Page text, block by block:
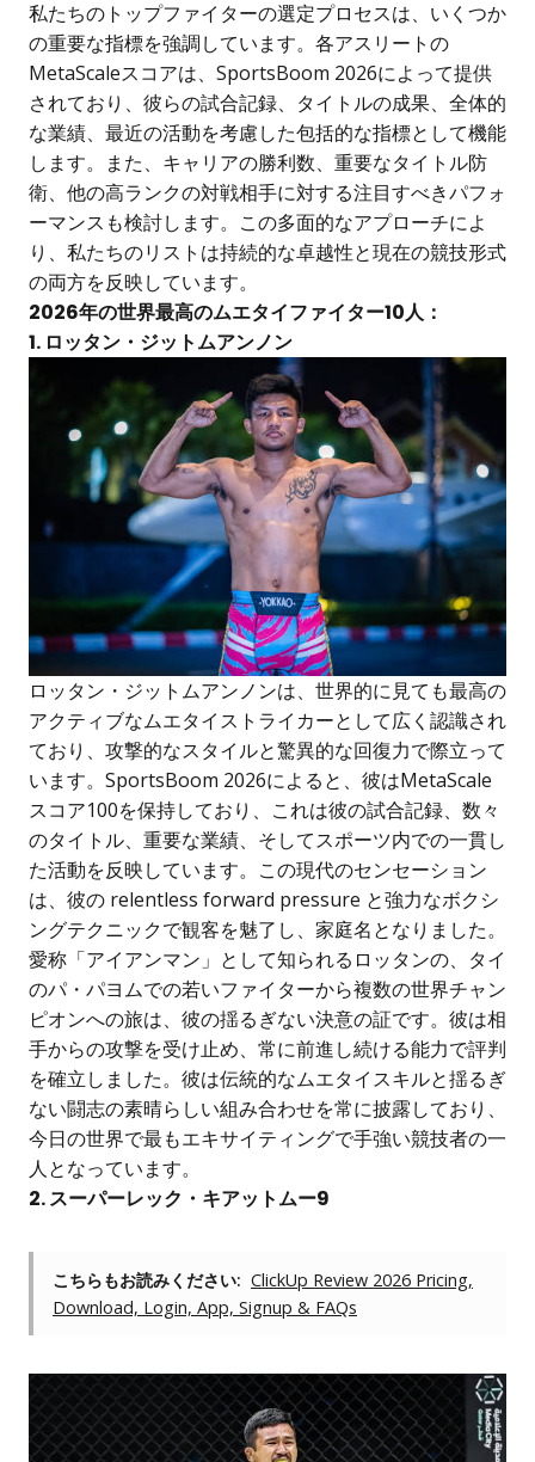
私たちのトップファイターの選定プロセスは、いくつか
の重要な指標を強調しています。各アスリートの
MetaScaleスコアは、SportsBoom 2026によって提供
されており、彼らの試合記録、タイトルの成果、全体的
な業績、最近の活動を考慮した包括的な指標として機能
します。また、キャリアの勝利数、重要なタイトル防
衛、他の高ランクの対戦相手に対する注目すべきパフォ
ーマンスも検討します。この多面的なアプローチによ
り、私たちのリストは持続的な卓越性と現在の競技形式
の両方を反映しています。
2026年の世界最高のムエタイファイター10人：
1. ロッタン・ジットムアンノン
ロッタン・ジットムアンノンは、世界的に見ても最高の
アクティブなムエタイストライカーとして広く認識され
ており、攻撃的なスタイルと驚異的な回復力で際立って
います。SportsBoom 2026によると、彼はMetaScale
スコア100を保持しており、これは彼の試合記録、数々
のタイトル、重要な業績、そしてスポーツ内での一貫し
た活動を反映しています。この現代のセンセーション
は、彼の relentless forward pressure と強力なボクシ
ングテクニックで観客を魅了し、家庭名となりました。
愛称「アイアンマン」として知られるロッタンの、タイ
のパ・パヨムでの若いファイターから複数の世界チャン
ピオンへの旅は、彼の揺るぎない決意の証です。彼は相
手からの攻撃を受け止め、常に前進し続ける能力で評判
を確立しました。彼は伝統的なムエタイスキルと揺るぎ
ない闘志の素晴らしい組み合わせを常に披露しており、
今日の世界で最もエキサイティングで手強い競技者の一
人となっています。
2. スーパーレック・キアットムー9
こちらもお読みください: ClickUp Review 2026 Pricing,
Download, Login, App, Signup & FAQs